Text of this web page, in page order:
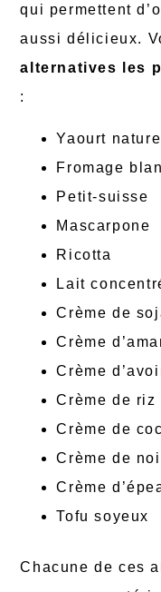
qui permettent
aussi délicieux.
alternatives les
:
Yaourt nature
Fromage
Petit-suisse
Mascarpone
Ricotta
Lait
Crème de
Crème
Crème
Crème de riz
Crème de
Crème de
Crème
Tofu soyeux
Chacune de ces